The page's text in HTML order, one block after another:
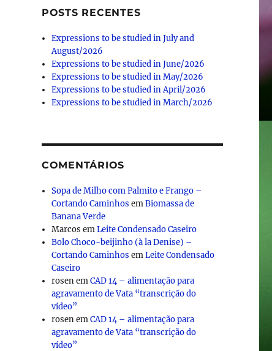
POSTS RECENTES
Expressions to be studied in July and
August/2026
Expressions to be studied in June/2026
Expressions to be studied in May/2026
Expressions to be studied in April/2026
Expressions to be studied in March/2026
COMENTÁRIOS
Sopa de Milho com Palmito e Frango –
Cortando Caminhos emBiomassa de
Banana Verde
Marcos emLeite Condensado Caseiro
Bolo Choco-beijinho (à la Denise) –
Cortando Caminhos emLeite Condensado
Caseiro
rosenemCAD 14 – alimentação para
agravamento de Vata “transcrição do
vídeo”
rosenemCAD 14 – alimentação para
agravamento de Vata “transcrição do
vídeo”